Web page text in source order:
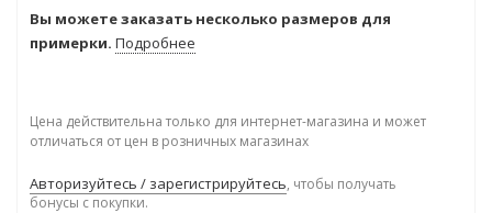
Вы можете заказать несколько размеров для
примерки. Подробнее
Цена действительна только для интернет-магазина и может
отличаться от цен в розничных магазинах
Авторизуйтесь / зарегистрируйтесь, чтобы получать
бонусы с покупки.